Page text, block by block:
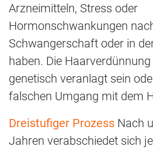
Arzneimitteln, Stress oder
Hormonschwankungen
Schwangerschaft oder in
haben. Die
genetisch veranlagt sein
falschen Umgang mit dem
Dreistufiger Prozess Nach
Jahren verabschiedet sich